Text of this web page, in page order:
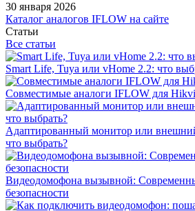
30 января 2026
Каталог аналогов IFLOW на сайте
Статьи
Все статьи
Smart Life, Tuya или vHome 2.2: что
Совместимые аналоги IFLOW для
Адаптированный монитор или
что выбрать?
Видеодомофона вызывной:
безопасности